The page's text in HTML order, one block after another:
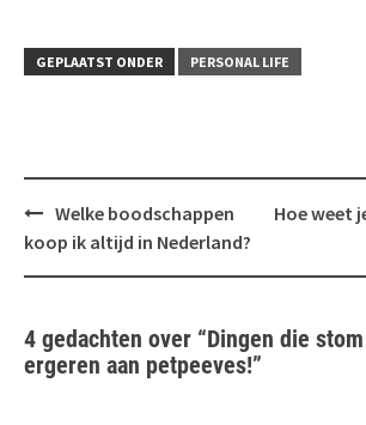
GEPLAATST ONDER PERSONAL LIFE
Bericht
navigatie
Welke boodschappen
koop ik altijd in Nederland?
Hoe weet
4 gedachten over “Dingen die
ergeren aan petpeeves!”